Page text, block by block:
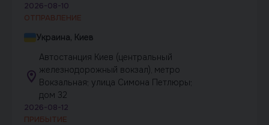
2026-08-10
ОТПРАВЛЕНИЕ
Украина, Киев
Автостанция Киев (центральный
железнодорожный вокзал), метро
Вокзальная; улица Симона Петлюры;
дом 32
2026-08-12
ПРИБЫТИЕ